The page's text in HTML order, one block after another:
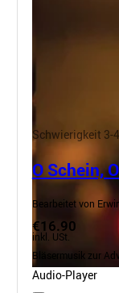
Schwierigkeit 3-4
O Schein,
Bearbeitet von
€16.90
inkl. USt.
Bläsermusik zur
Audio-Player